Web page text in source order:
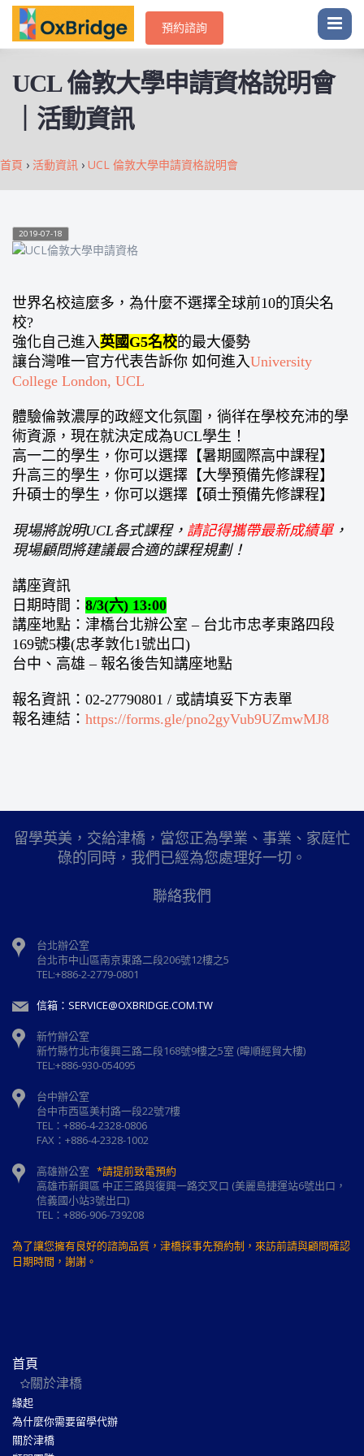
預約諮詢
UCL 倫敦大學申請資格說明會
｜活動資訊
首頁 › 活動資訊 › UCL 倫敦大學申請資格說明會
2019-07-18
世界名校這麼多，為什麼不選擇全球前10的頂尖名
校?
強化自己進入英國G5名校的最大優勢
讓台灣唯一官方代表告訴你 如何進入University
College London, UCL
體驗倫敦濃厚的政經文化氛圍，徜徉在學校充沛的學
術資源，現在就決定成為UCL學生！
高一二的學生，你可以選擇【暑期國際高中課程】
升高三的學生，你可以選擇【大學預備先修課程】
升碩士的學生，你可以選擇【碩士預備先修課程】
現場將說明UCL各式課程， 請記得攜帶最新成績單，
現場顧問將建議最合適的課程規劃！
講座資訊
日期時間： 8/3(六) 13:00
講座地點：津橋台北辦公室 – 台北市忠孝東路四段
169號5樓(忠孝敦化1號出口)
台中、高雄 – 報名後告知講座地點
報名資訊：02-27790801 / 或請填妥下方表單
報名連結： https://forms.gle/pno2gyVub9UZmwMJ8
留學英美，交給津橋，當您正為學業、事業、家庭忙
碌的同時，我們已經為您處理好一切。
聯絡我們
台北辦公室
台北市中山區南京東路二段206號12樓之5
TEL:+886-2-2779-0801
信箱：SERVICE@OXBRIDGE.COM.TW
新竹辦公室
新⽵縣⽵北市復興三路⼆段168號9樓之5室 (暐順經貿大樓)
TEL:+886-930-054095
台中辦公室
台中市西區美村路一段22號7樓
TEL：+886-4-2328-0806
FAX：+886-4-2328-1002
高雄辦公室 *請提前致電預約
高雄市新興區 中正三路與復興一路交叉口 (美麗島捷運站6號出口，
信義國小站3號出口)
TEL：+886-906-739208
為了讓您擁有良好的諮詢品質，津橋採事先預約制，來訪前請與顧問確認
日期時間，謝謝。
首頁
關於津橋
緣起
為什麼你需要留學代辦
關於津橋